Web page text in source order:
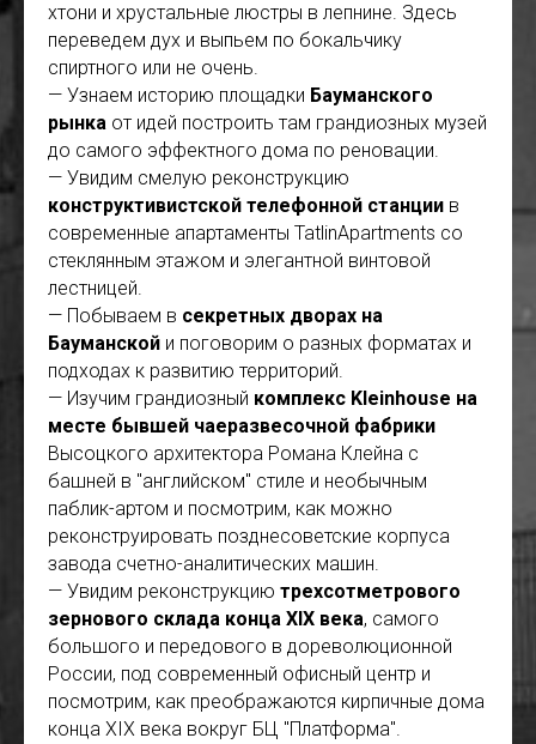
хтони и хрустальные люстры в лепнине. Здесь
переведем дух и выпьем по бокальчику
спиртного или не очень.
— Узнаем историю площадки Бауманского
рынка от идей построить там грандиозных музей
до самого эффектного дома по реновации.
— Увидим смелую реконструкцию
конструктивистской телефонной станции в
современные апартаменты TatlinApartments со
стеклянным этажом и элегантной винтовой
лестницей.
— Побываем в секретных дворах на
Бауманской и поговорим о разных форматах и
подходах к развитию территорий.
— Изучим грандиозный комплекс Kleinhouse на
месте бывшей чаеразвесочной фабрики
Высоцкого архитектора Романа Клейна с
башней в "английском" стиле и необычным
паблик-артом и посмотрим, как можно
реконструировать позднесоветские корпуса
завода счетно-аналитических машин.
— Увидим реконструкцию трехсотметрового
зернового склада конца XIX века, самого
большого и передового в дореволюционной
России, под современный офисный центр и
посмотрим, как преображаются кирпичные дома
конца XIX века вокруг БЦ "Платформа".